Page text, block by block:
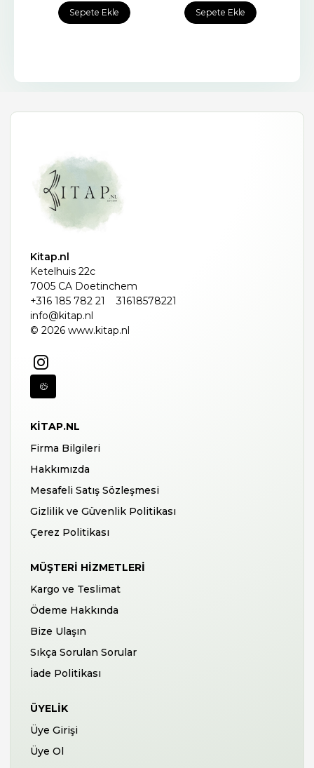
Sepete Ekle Sepete Ekle
Kitap.nl
Ketelhuis 22c
7005 CA Doetinchem
+316 185 782 21
31618578221
info@kitap.nl
© 2026 www.kitap.nl
KITAP.NL
Firma Bilgileri
Hakkımızda
Mesafeli Satış Sözleşmesi
Gizlilik ve Güvenlik Politikası
Çerez Politikası
MÜŞTERI HIZMETLERI
Kargo ve Teslimat
Ödeme Hakkında
Bize Ulaşın
Sıkça Sorulan Sorular
İade Politikası
ÜYELIK
Üye Girişi
Üye Ol